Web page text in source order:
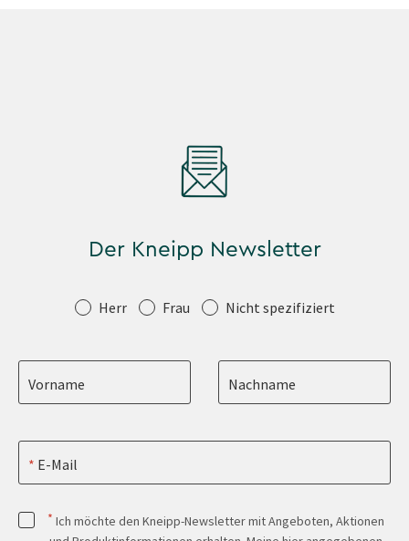
Der Kneipp Newsletter
Anrede Herr Frau Nicht spezifiziert
Vorname Nachname
E-Mail
* Ich möchte den Kneipp-Newsletter mit Angeboten, Aktionen